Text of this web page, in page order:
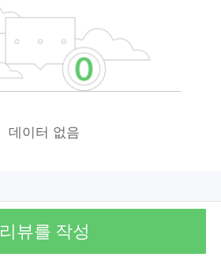
데이터 없음
리뷰를 작성